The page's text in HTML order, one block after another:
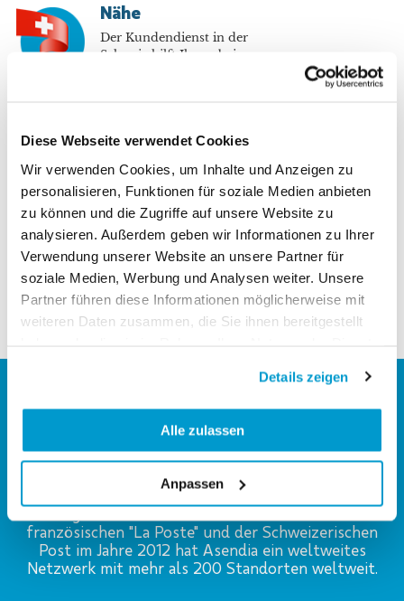
Diese Webseite verwendet Cookies
Wir verwenden Cookies, um Inhalte und Anzeigen zu
personalisieren, Funktionen für soziale Medien anbieten
zu können und die Zugriffe auf unsere Website zu
analysieren. Außerdem geben wir Informationen zu Ihrer
Verwendung unserer Website an unsere Partner für
soziale Medien, Werbung und Analysen weiter. Unsere
Partner führen diese Informationen möglicherweise mit
weiteren Daten zusammen, die Sie ihnen bereitgestellt
Details zeigen
Alle zulassen
Anpassen
Nähe
Der Kundendienst in der
Schweiz hilft Ihnen bei
zu 70% gegenüber dem Kiosk-
Preis
Kostenlose Lieferung
Jede Lieferung pünktlich in
Ihrem Briefkasten
Gegründet als Joint-venture zwischen der
französischen "La Poste" und der Schweizerischen
Post im Jahre 2012 hat Asendia ein weltweites
Netzwerk mit mehr als 200 Standorten weltweit.